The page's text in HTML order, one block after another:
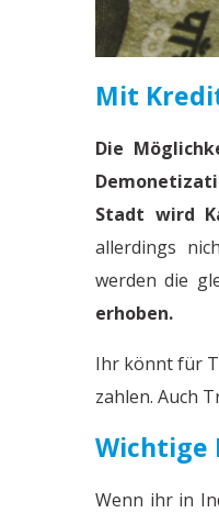
Mit
Die
Stadt wird
allerdings
werden die
erhoben.
Ihr könnt für
zahlen. Auch
Wichtige
Wenn ihr in